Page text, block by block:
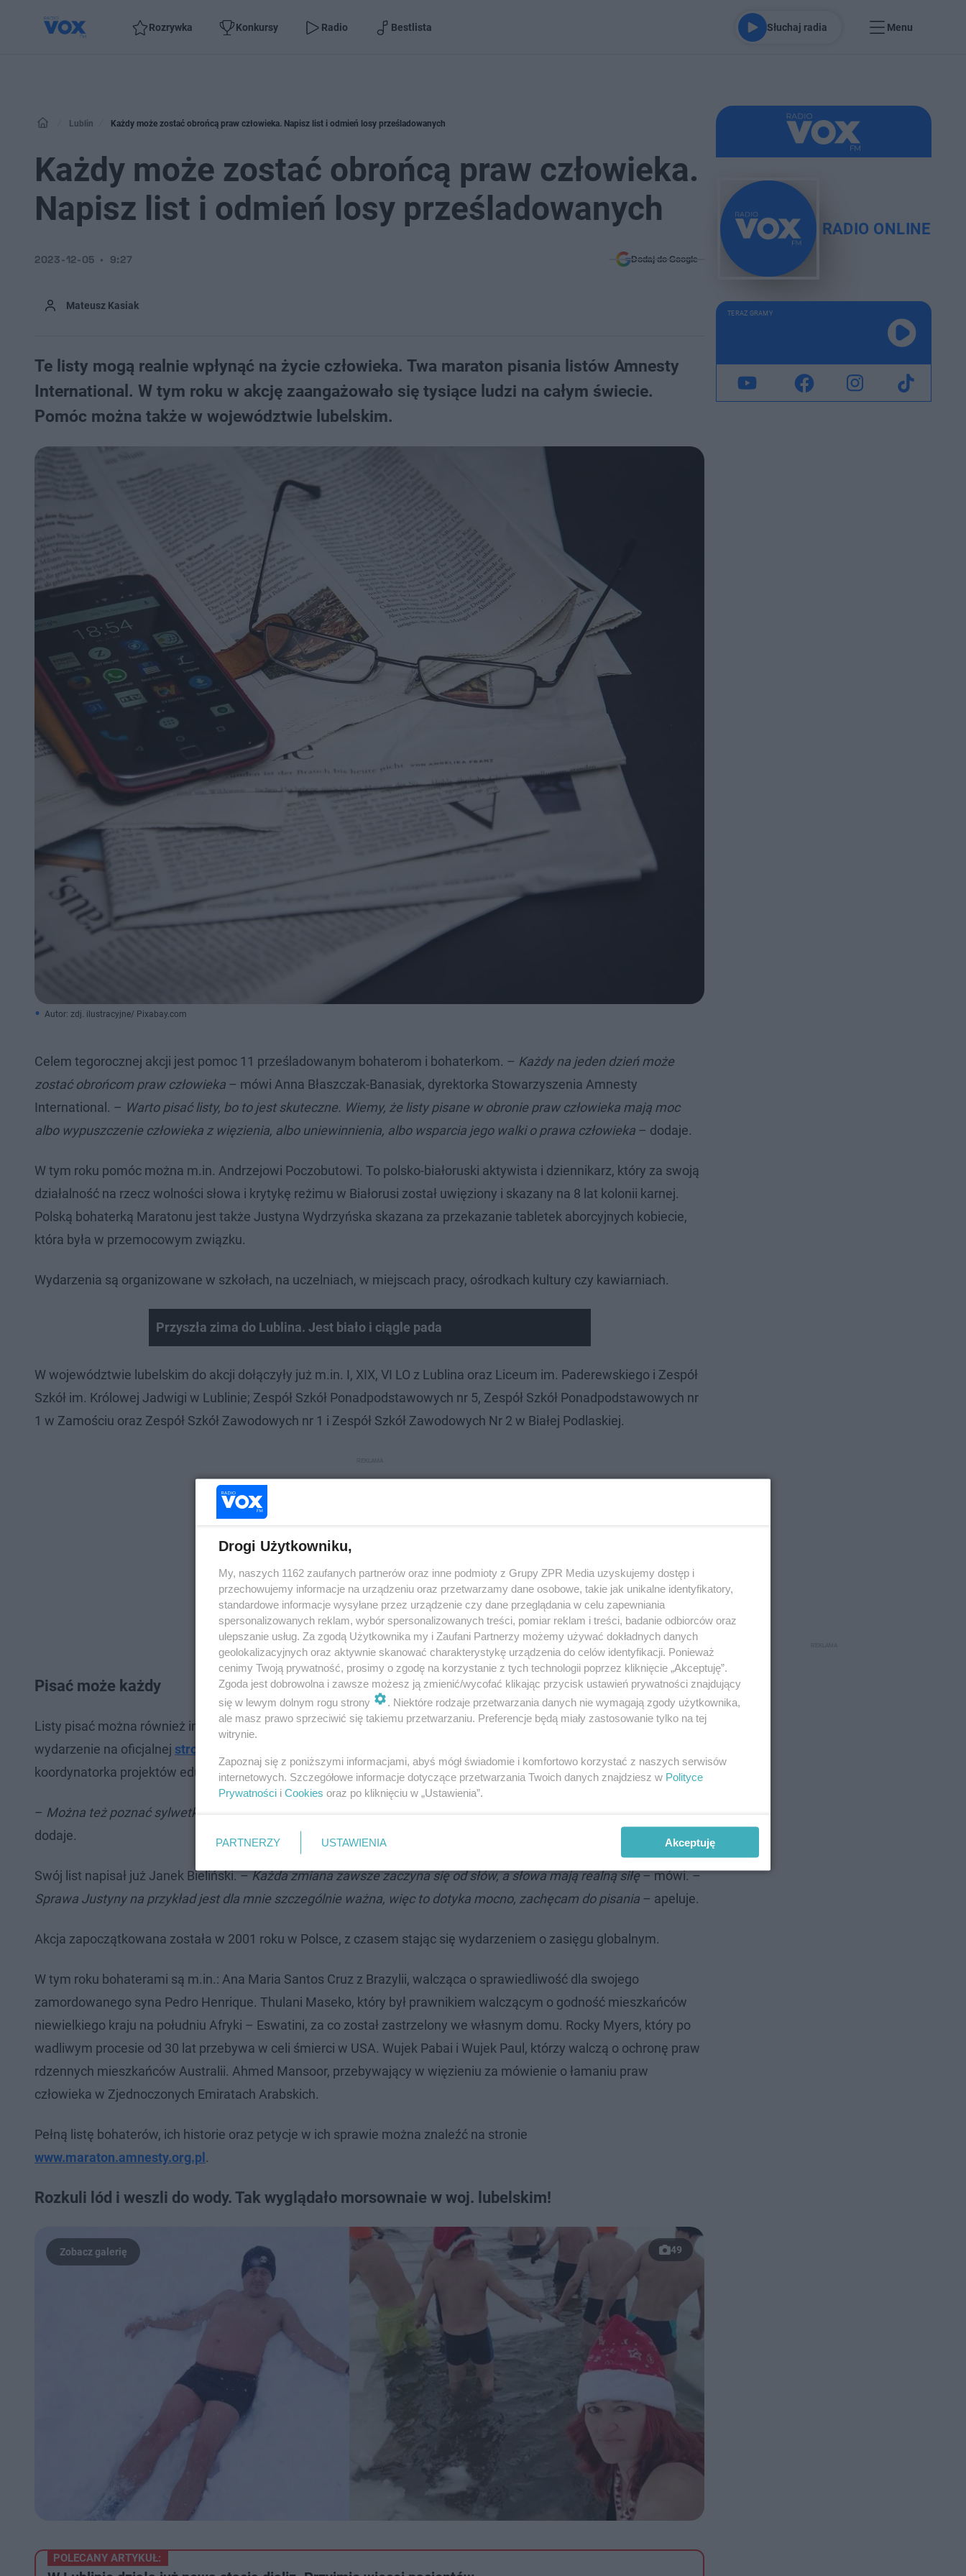
Rozrywka Konkursy Radio Bestlista Słuchaj radia Menu
Lublin Każdy może zostać obrońcą praw człowieka. Napisz list i odmień losy prześladowanych
Każdy może zostać obrońcą praw człowieka.
Napisz list i odmień losy prześladowanych
Mateusz Kasiak
2023-12-05 9:27 Dodaj do Google
Te listy mogą realnie wpłynąć na życie człowieka. Twa maraton pisania listów Amnesty
International. W tym roku w akcję zaangażowało się tysiące ludzi na całym świecie.
Pomóc można także w województwie lubelskim.
Autor: zdj. ilustracyjne/ Pixabay.com
Celem tegorocznej akcji jest pomoc 11 prześladowanym bohaterom i bohaterkom. – Każdy na jeden dzień może
zostać obrońcom praw człowieka – mówi Anna Błaszczak-Banasiak, dyrektorka Stowarzyszenia Amnesty
International. – Warto pisać listy, bo to jest skuteczne. Wiemy, że listy pisane w obronie praw człowieka mają moc
albo wypuszczenie człowieka z więzienia, albo uniewinnienia, albo wsparcia jego walki o prawa człowieka – dodaje.
W tym roku pomóc można m.in. Andrzejowi Poczobutowi. To polsko-białoruski aktywista i dziennikarz, który za swoją
działalność na rzecz wolności słowa i krytykę reżimu w Białorusi został uwięziony i skazany na 8 lat kolonii karnej.
Polską bohaterką Maratonu jest także Justyna Wydrzyńska skazana za przekazanie tabletek aborcyjnych kobiecie,
która była w przemocowym związku.
Wydarzenia są organizowane w szkołach, na uczelniach, w miejscach pracy, ośrodkach kultury czy kawiarniach.
Przyszła zima do Lublina. Jest biało i ciągle pada
W województwie lubelskim do akcji dołączyły już m.in. I, XIX, VI LO z Lublina oraz Liceum im. Paderewskiego i Zespół
Szkół im. Królowej Jadwigi w Lublinie; Zespół Szkół Ponadpodstawowych nr 5, Zespół Szkół Ponadpodstawowych nr
1 w Zamościu oraz Zespół Szkół Zawodowych nr 1 i Zespół Szkół Zawodowych Nr 2 w Białej Podlaskiej.
Pisać może każdy
Listy pisać można również indywidualnie jeszcze do 10 grudnia. Cały czas można dołączyć. Wystarczy zarejestrować
wydarzenie na oficjalnej stronie
koordynatorka projektów edukacyjnych w Amnesty International.
– Można też poznać sylwetki bohaterów i bohaterek i analizować zagadnienia związane z prawami człowieka
dodaje.
Swój list napisał już Janek Bieliński. –Każda zmiana zawsze zaczyna się od słów, a słowa mają realną siłę– mówi. –
Sprawa Justyny na przykład jest dla mnie szczególnie ważna, więc to dotyka mocno, zachęcam do pisania – apeluje.
Akcja zapoczątkowana została w 2001 roku w Polsce, z czasem stając się wydarzeniem o zasięgu globalnym.
W tym roku bohaterami są m.in.: Ana Maria Santos Cruz z Brazylii, walcząca o sprawiedliwość dla swojego
zamordowanego syna Pedro Henrique. Thulani Maseko, który był prawnikiem walczącym o godność mieszkańców
niewielkiego kraju na południu Afryki – Eswatini, za co został zastrzelony we własnym domu. Rocky Myers, który po
wadliwym procesie od 30 lat przebywa w celi śmierci w USA. Wujek Pabai i Wujek Paul, którzy walczą o ochronę praw
rdzennych mieszkańców Australii. Ahmed Mansoor, przebywający w więzieniu za mówienie o łamaniu praw
człowieka w Zjednoczonych Emiratach Arabskich.
Pełną listę bohaterów, ich historie oraz petycje w ich sprawie można znaleźć na stronie
www.maraton.amnesty.org.pl .
Rozkuli lód i weszli do wody. Tak wyglądało morsownaie w woj. lubelskim!
49
POLECANY ARTYKUŁ:
RADIO ONLINE
TERAZ GRAMY
Drogi Użytkowniku,
My, naszych 1162 zaufanych partnerów oraz inne podmioty z Grupy ZPR Media uzyskujemy dostęp i
przechowujemy informacje na urządzeniu oraz przetwarzamy dane osobowe, takie jak unikalne identyfikatory,
standardowe informacje wysyłane przez urządzenie czy dane przeglądania w celu zapewniania
spersonalizowanych reklam, wybór spersonalizowanych treści, pomiar reklam i treści, badanie odbiorców oraz
ulepszanie usług. Za zgodą Użytkownika my i Zaufani Partnerzy możemy używać dokładnych danych
geolokalizacyjnych oraz aktywnie skanować charakterystykę urządzenia do celów identyfikacji. Ponieważ
cenimy Twoją prywatność, prosimy o zgodę na korzystanie z tych technologii poprzez kliknięcie „Akceptuję”.
Zgoda jest dobrowolna i zawsze możesz ją zmienić/wycofać klikając przycisk ustawień prywatności znajdujący
się w lewym dolnym rogu strony
. Niektóre rodzaje przetwarzania danych nie wymagają zgody użytkownika,
ale masz prawo sprzeciwić się takiemu przetwarzaniu. Preferencje będą miały zastosowanie tylko na tej
witrynie.
Zapoznaj się z poniższymi informacjami, abyś mógł świadomie i komfortowo korzystać z naszych serwisów
internetowych. Szczegółowe informacje dotyczące przetwarzania Twoich danych znajdziesz w Polityce
Prywatności i Cookies oraz po kliknięciu w „Ustawienia”.
PARTNERZY USTAWIENIA Akceptuję